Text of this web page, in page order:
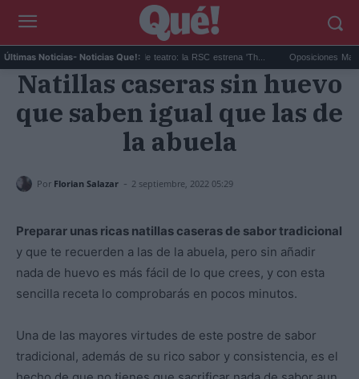
Últimas Noticias- Noticias Que!:
Game of Thrones obra de teatro: la RSC estrena 'Th... Oposiciones Madrid
Natillas caseras sin huevo
que saben igual que las de
la abuela
Por Florian Salazar - 2 septiembre, 2022 05:29
Preparar unas ricas natillas caseras de sabor tradicional
y que te recuerden a las de la abuela, pero sin añadir
nada de huevo es más fácil de lo que crees, y con esta
sencilla receta lo comprobarás en pocos minutos.
Una de las mayores virtudes de este postre de sabor
tradicional, además de su rico sabor y consistencia, es el